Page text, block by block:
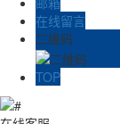
在线留言
二维码
TOP